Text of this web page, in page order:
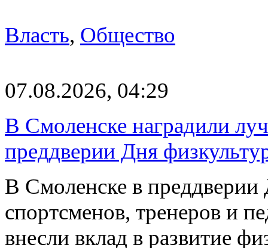
Власть, Общество
07.08.2026, 04:29
В Смоленске наградили
преддверии Дня
В Смоленске в преддверии
спортсменов, тренеров и
внесли вклад в развитие